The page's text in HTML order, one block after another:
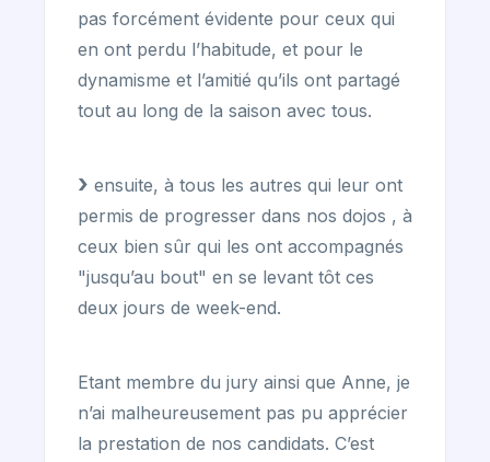
pas forcément évidente pour ceux qui
en ont perdu l’habitude, et pour le
dynamisme et l’amitié qu’ils ont partagé
tout au long de la saison avec tous.
ensuite, à tous les autres qui leur ont
permis de progresser dans nos dojos , à
ceux bien sûr qui les ont accompagnés
"jusqu’au bout" en se levant tôt ces
deux jours de week-end.
Etant membre du jury ainsi que Anne, je
n’ai malheureusement pas pu apprécier
la prestation de nos candidats. C’est